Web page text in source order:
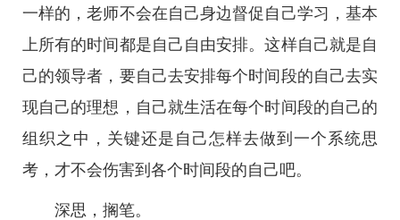
一样的，老师不会在自己身边督促自己学习，基本
上所有的时间都是自己自由安排。这样自己就是自
己的领导者，要自己去安排每个时间段的自己去实
现自己的理想，自己就生活在每个时间段的自己的
组织之中，关键还是自己怎样去做到一个系统思
考，才不会伤害到各个时间段的自己吧。
深思，搁笔。